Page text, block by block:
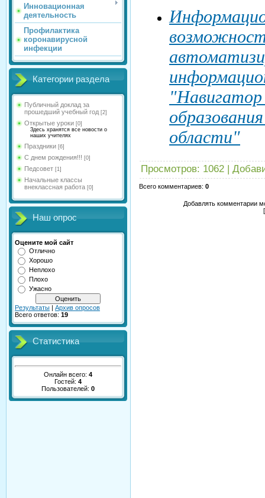
Инновационная
деятельность
Профилактика
коронавирусной
инфекции
Категории раздела
Публичный доклад за
прошедший учебный год [2]
Открытые уроки [0]
Здесь хранятся все новости о
наших учителях
Праздники [6]
С днем рождения!!! [0]
Педсовет [1]
Начальные классы
внеклассная работа [0]
Наш опрос
Оцените мой сайт
Отлично
Хорошо
Неплохо
Плохо
Ужасно
Результаты | Архив опросов
Всего ответов: 19
Статистика
Онлайн всего: 4
Гостей: 4
Пользователей: 0
области"
Просмотров: 1062
Всего комментариев: 0
Добавлять комментарии